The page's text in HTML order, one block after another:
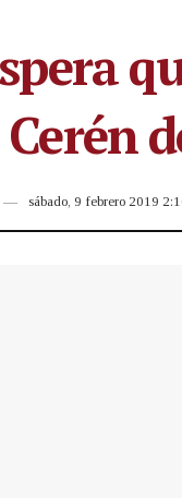
sábado, 9 febrero 2019